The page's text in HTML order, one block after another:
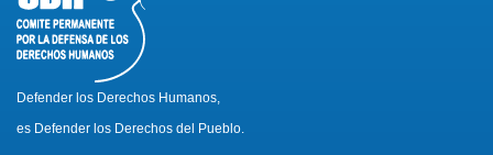
Defender los Derechos Humanos,
es Defender los Derechos del Pueblo.